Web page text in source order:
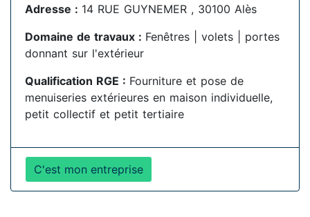
Adresse : 14 RUE GUYNEMER , 30100 Alès
Domaine de travaux : Fenêtres | volets | portes
donnant sur l'extérieur
Qualification RGE : Fourniture et pose de
menuiseries extérieures en maison individuelle,
petit collectif et petit tertiaire
C'est mon entreprise